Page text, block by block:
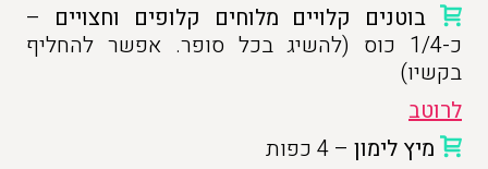
בוטנים קלויים מלוחים קלופים וחצויים –
כ-1/4 כוס (להשיג בכל סופר. אפשר להחליף
בקשיו)
לרוטב
מיץ לימון – 4 כפות